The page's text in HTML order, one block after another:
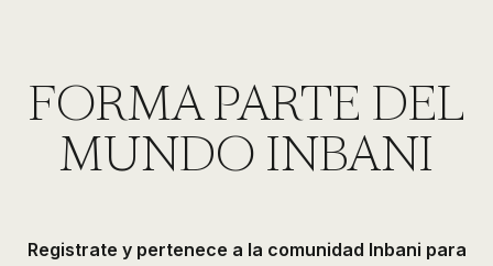
ducha,
accesorios…
FORMA PARTE DEL
MUNDO INBANI
Registrate y pertenece a la comunidad Inbani para